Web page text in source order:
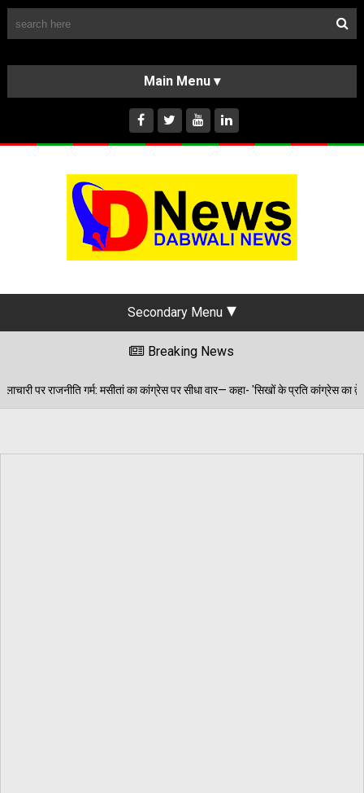
HOME
ABOUT US
INSTAGRAM
Secondary Menu
Breaking News
कांग्रेस पर सीधा वार— कहा- 'सिखों के प्रति कांग्रेस का द्वेष फिर हुआ उजागर'